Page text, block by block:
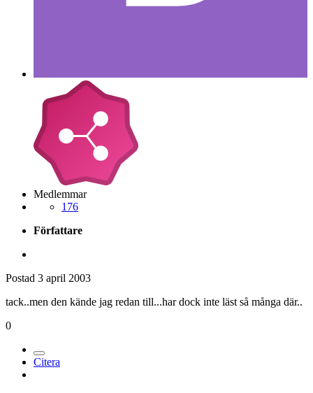
Medlemmar
176
Författare
Postad 3 april 2003
tack..men den kände jag redan till...har dock inte läst så många där..
0
Citera